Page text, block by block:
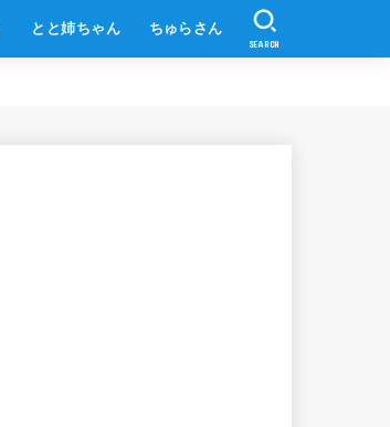
とと姉ちゃん ちゅらさん
SEARCH